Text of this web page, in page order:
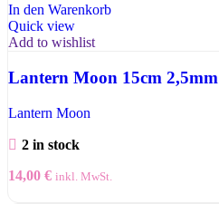
In den Warenkorb
Quick view
Add to wishlist
Lantern Moon 15cm 2,5mm
Lantern Moon
2 in stock
14,00 € inkl. MwSt.